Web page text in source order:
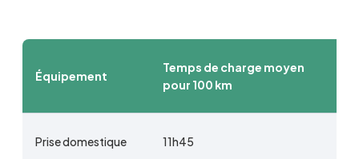
Équipement
Temps de charge moyen
pour 100 km
Prise domestique 11h45